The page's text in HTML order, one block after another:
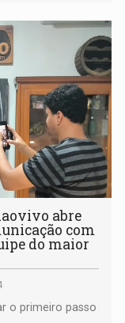
abre
com
do maior
o primeiro passo